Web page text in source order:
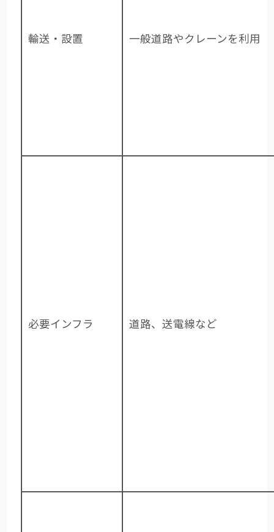
輸送・設置 一般道路やクレーンを利用
必要インフラ 道路、送電線など